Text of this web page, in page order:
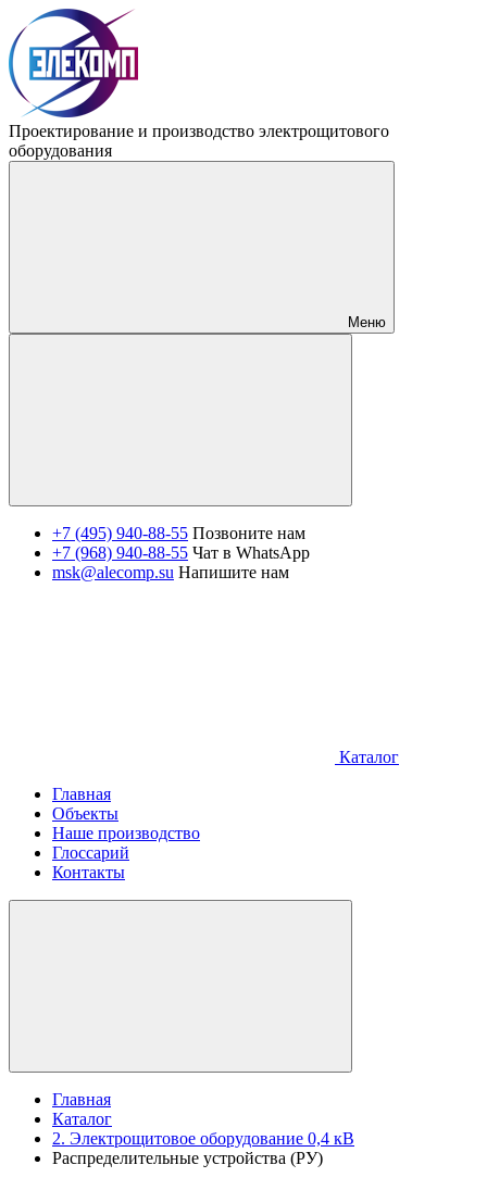
Проектирование и производство электрощитового
оборудования
Меню
+7 (495) 940-88-55 Позвоните нам
+7 (968) 940-88-55 Чат в WhatsApp
msk@alecomp.su Напишите нам
Каталог
Главная
Объекты
Наше производство
Глоссарий
Контакты
Главная
Каталог
2. Электрощитовое оборудование 0,4 кВ
Распределительные устройства (РУ)